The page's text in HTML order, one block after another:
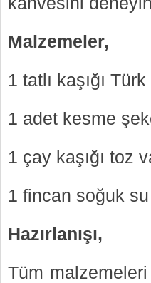
Malzemeler,
1 tatlı kaşığı
1 adet kesme
1 çay kaşığı toz
1 fincan soğuk su
Hazırlanışı,
Tüm